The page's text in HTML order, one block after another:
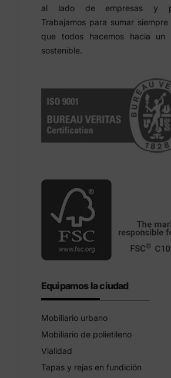
al lado de empresas y
Trabajamos para sumar
que todos hacemos hacia un
sostenible.
Equipamos la ciudad
Mobiliario urbano
Mobiliario de polietileno
Vialidad
Tapas y rejas en fundición